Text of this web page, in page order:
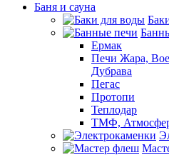
Баня и сауна
Ермак
Печи Жара,
Дубрава
Пегас
Протопи
Теплодар
ТМФ,